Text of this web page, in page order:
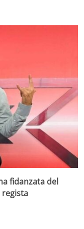
fidanzata del
regista